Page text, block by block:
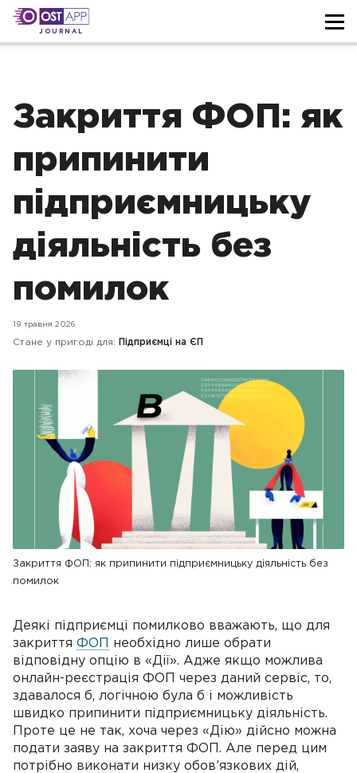
JOURNAL
Закриття ФОП: як
припинити
підприємницьку
діяльність без
помилок
19 травня 2026
Стане у пригоді для: Підприємці на ЄП
Закриття ФОП: як припинити підприємницьку діяльність без
помилок
Деякі підприємці помилково вважають, що для
закриття ФОП
необхідно лише обрати
відповідну опцію в «Дії». Адже якщо можлива
онлайн-реєстрація ФОП через даний сервіс, то,
здавалося б, логічною була б і можливість
швидко припинити підприємницьку діяльність.
Проте це не так, хоча через «Дію» дійсно можна
подати заяву на закриття ФОП. Але перед цим
потрібно виконати низку обов’язкових дій,